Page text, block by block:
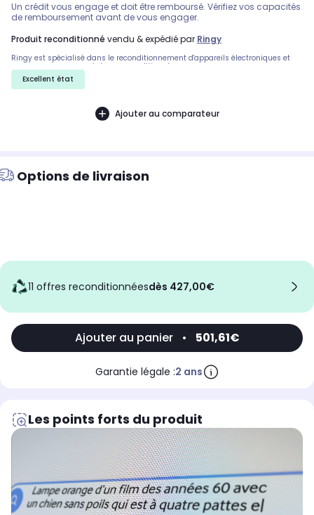
Un crédit vous engage et doit être remboursé. Vérifiez vos capacités
de remboursement avant de vous engager.
produit reconditionné vendu & expédié par Ringy
Ringy est spécialisé dans le reconditionnement d'appareils électroniques et
vous propose ce smartphone reconditionné
Excellent état
Ajouter au comparateur
Options de livraison
11 offres reconditionnées dès 427,00€
Ajouter au panier • 501,61€
Garantie légale :2 ans
Les points forts du produit